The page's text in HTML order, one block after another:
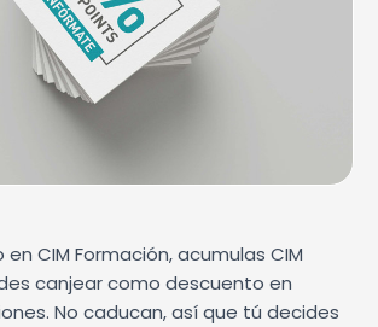
CIM Formación, acumulas CIM
canjear como descuento en
No caducan, así que tú decides